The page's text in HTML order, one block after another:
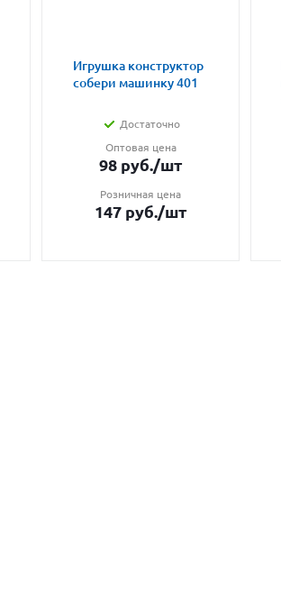
Игрушка конструктор
собери машинку 401
Достаточно
Оптовая цена
98 руб./шт
Розничная цена
147 руб./шт